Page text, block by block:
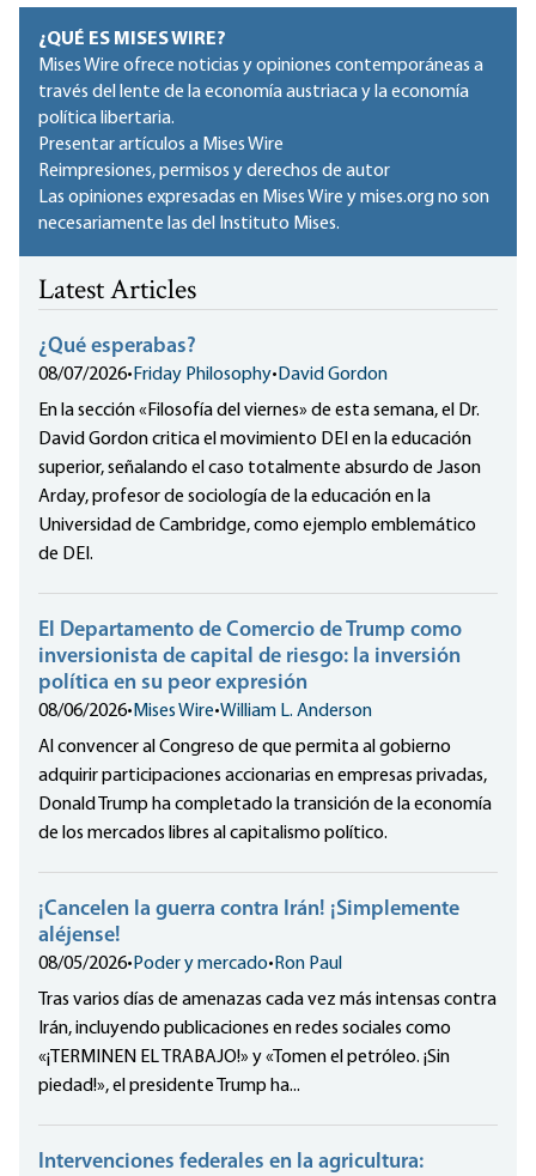
¿QUÉ ES MISES WIRE?
Mises Wire ofrece noticias y opiniones contemporáneas a
través del lente de la economía austriaca y la economía
política libertaria.
Presentar artículos a Mises Wire
Reimpresiones, permisos y derechos de autor
Las opiniones expresadas en Mises Wire y mises.org no son
necesariamente las del Instituto Mises.
Latest Articles
¿Qué esperabas?
08/07/2026• Friday Philosophy• David Gordon
En la sección «Filosofía del viernes» de esta semana, el Dr.
David Gordon critica el movimiento DEI en la educación
superior, señalando el caso totalmente absurdo de Jason
Arday, profesor de sociología de la educación en la
Universidad de Cambridge, como ejemplo emblemático
de DEI.
El Departamento de Comercio de Trump como
inversionista de capital de riesgo: la inversión
política en su peor expresión
08/06/2026• Mises Wire•William L. Anderson
Al convencer al Congreso de que permita al gobierno
adquirir participaciones accionarias en empresas privadas,
Donald Trump ha completado la transición de la economía
de los mercados libres al capitalismo político.
¡Cancelen la guerra contra Irán! ¡Simplemente
aléjense!
08/05/2026• Poder y mercado• Ron Paul
Tras varios días de amenazas cada vez más intensas contra
Irán, incluyendo publicaciones en redes sociales como
«¡TERMINEN EL TRABAJO!» y «Tomen el petróleo. ¡Sin
piedad!», el presidente Trump ha...
Intervenciones federales en la agricultura: